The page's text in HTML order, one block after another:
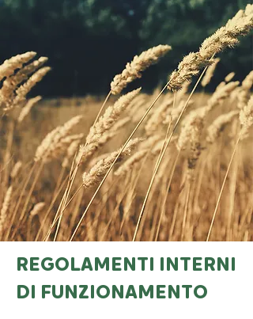
REGOLAMENTI INTERNI
DI FUNZIONAMENTO